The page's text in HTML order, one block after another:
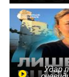
Удар